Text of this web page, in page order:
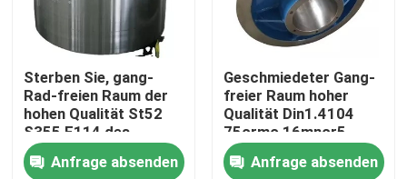
Qualitätskontrolle
Treten Sie mit uns in Verbindung
Nachrichten
Sterben Sie, gang-
Rad-freien Raum der
hohen Qualität St52
S355 F114 des
Grades 3 M6 m8 zu
schmieden Stahl
Anfrage absenden
Geschmiedeter Gang-
freier Raum hoher
Qualität Din1.4104
75crmo 16mncr5
Stahl
Anfrage absenden